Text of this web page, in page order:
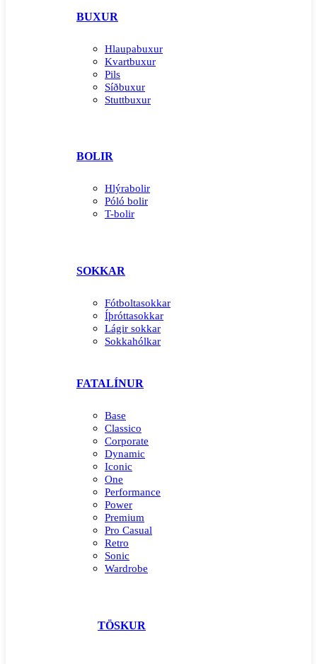
BUXUR
Hlaupabuxur
Kvartbuxur
Pils
Síðbuxur
Stuttbuxur
BOLIR
Hlýrabolir
Póló bolir
T-bolir
SOKKAR
Fótboltasokkar
Íþróttasokkar
Lágir sokkar
Sokkahólkar
FATALÍNUR
Base
Classico
Corporate
Dynamic
Iconic
One
Performance
Power
Premium
Pro Casual
Retro
Sonic
Wardrobe
TÖSKUR